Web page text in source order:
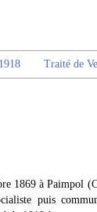
Traité de
1869 à Paimpol
puis